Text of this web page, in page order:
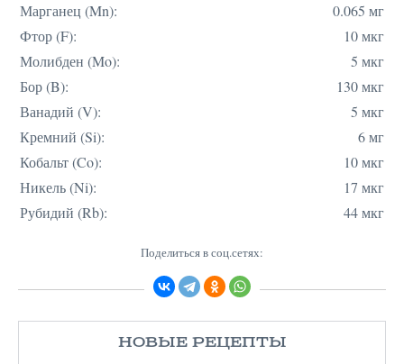
НОВЫЕ РЕЦЕПТЫ
Марганец (Mn):
0.065 мг
Фтор (F):
10 мкг
Молибден (Mo):
5 мкг
Бор (B):
130 мкг
Ванадий (V):
5 мкг
Кремний (Si):
6 мг
Кобальт (Co):
10 мкг
Никель (Ni):
17 мкг
Рубидий (Rb):
44 мкг
Поделиться в соц.сетях: